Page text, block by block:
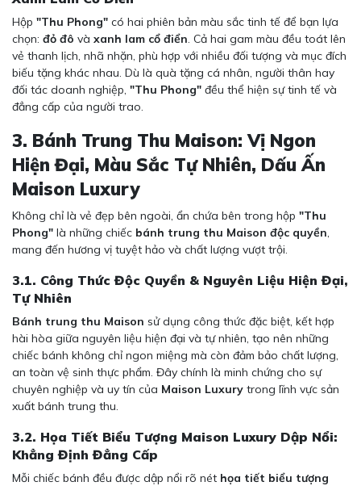
Hộp "Thu Phong" có hai phiên bản màu sắc tinh tế để bạn lựa
chọn: đỏ đô và xanh lam cổ điển. Cả hai gam màu đều toát lên
vẻ thanh lịch, nhã nhặn, phù hợp với nhiều đối tượng và mục đích
biếu tặng khác nhau. Dù là quà tặng cá nhân, người thân hay
đối tác doanh nghiệp, "Thu Phong" đều thể hiện sự tinh tế và
đẳng cấp của người trao.
3. Bánh Trung Thu Maison: Vị Ngon
Hiện Đại, Màu Sắc Tự Nhiên, Dấu Ấn
Maison Luxury
Không chỉ là vẻ đẹp bên ngoài, ẩn chứa bên trong hộp "Thu
Phong" là những chiếc bánh trung thu Maison độc quyền,
mang đến hương vị tuyệt hảo và chất lượng vượt trội.
3.1. Công Thức Độc Quyền & Nguyên Liệu Hiện Đại,
Tự Nhiên
Bánh trung thu Maison sử dụng công thức đặc biệt, kết hợp
hài hòa giữa nguyên liệu hiện đại và tự nhiên, tạo nên những
chiếc bánh không chỉ ngon miệng mà còn đảm bảo chất lượng,
an toàn vệ sinh thực phẩm. Đây chính là minh chứng cho sự
chuyên nghiệp và uy tín của Maison Luxury trong lĩnh vực sản
xuất bánh trung thu.
3.2. Họa Tiết Biểu Tượng Maison Luxury Dập Nổi:
Khẳng Định Đẳng Cấp
Mỗi chiếc bánh đều được dập nổi rõ nét họa tiết biểu tượng